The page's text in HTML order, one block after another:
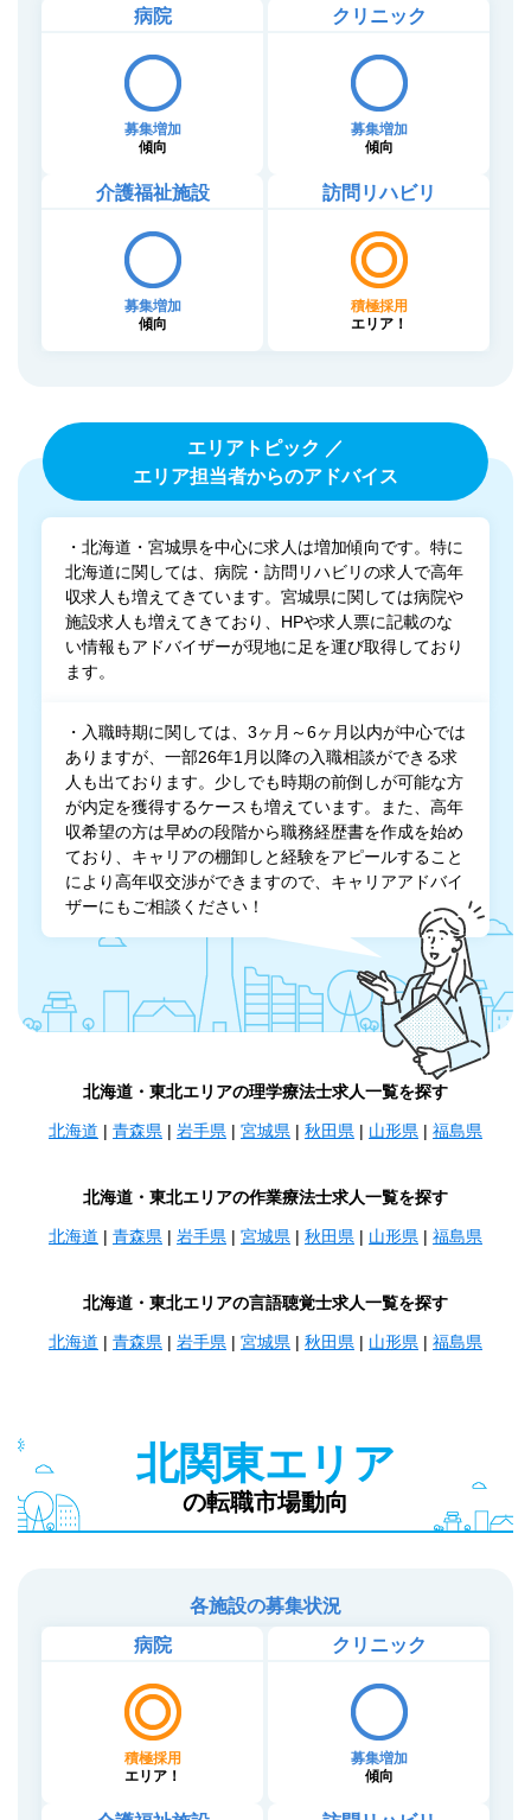
病院
募集増加
傾向
クリニック
募集増加
傾向
介護福祉施設
募集増加
傾向
訪問リハビリ
積極採用
エリア！
エリアトピック ／
エリア担当者からのアドバイス
・北海道・宮城県を中心に求人は増加傾向です。特に
北海道に関しては、病院・訪問リハビリの求人で高年
収求人も増えてきています。宮城県に関しては病院や
施設求人も増えてきており、HPや求人票に記載のな
い情報もアドバイザーが現地に足を運び取得しており
ます。
・入職時期に関しては、3ヶ月～6ヶ月以内が中心では
ありますが、一部26年1月以降の入職相談ができる求
人も出ております。少しでも時期の前倒しが可能な方
が内定を獲得するケースも増えています。また、高年
収希望の方は早めの段階から職務経歴書を作成を始め
ており、キャリアの棚卸しと経験をアピールすること
により高年収交渉ができますので、キャリアアドバイ
ザーにもご相談ください！
北海道・東北エリアの理学療法士求人一覧を探す
北海道 | 青森県 | 岩手県 | 宮城県 | 秋田県 | 山形県 | 福島県
北海道・東北エリアの作業療法士求人一覧を探す
北海道 | 青森県 | 岩手県 | 宮城県 | 秋田県 | 山形県 | 福島県
北海道・東北エリアの言語聴覚士求人一覧を探す
北海道 | 青森県 | 岩手県 | 宮城県 | 秋田県 | 山形県 | 福島県
北関東エリア
の転職市場動向
各施設の募集状況
病院
積極採用
エリア！
クリニック
募集増加
傾向